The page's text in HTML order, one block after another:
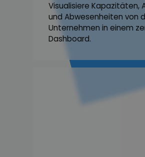
Visualisiere Kapazitäten,
und Abwesen­heiten von
Unternehmen in einem
Dashboard.